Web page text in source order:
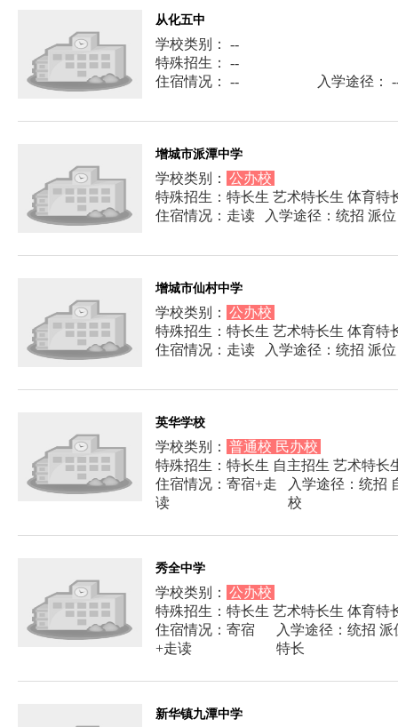
从化五中
学校类别： --
特殊招生： --
住宿情况： --
入学途径：
增城市派潭中学
学校类别： 公办校
特殊招生：特长生 艺术特长生 体育特
住宿情况：走读
入学途径：统招 派
增城市仙村中学
学校类别： 公办校
特殊招生：特长生 艺术特长生 体育特
住宿情况：走读
入学途径：统招 派
英华学校
学校类别： 普通校 民办校
特殊招生：特长生 自主招生 艺术特长
住宿情况：寄宿+走
读
入学途径：统招
校
秀全中学
学校类别： 公办校
特殊招生：特长生 艺术特长生 体育特
住宿情况：寄宿
+走读
入学途径：统招
特长
新华镇九潭中学